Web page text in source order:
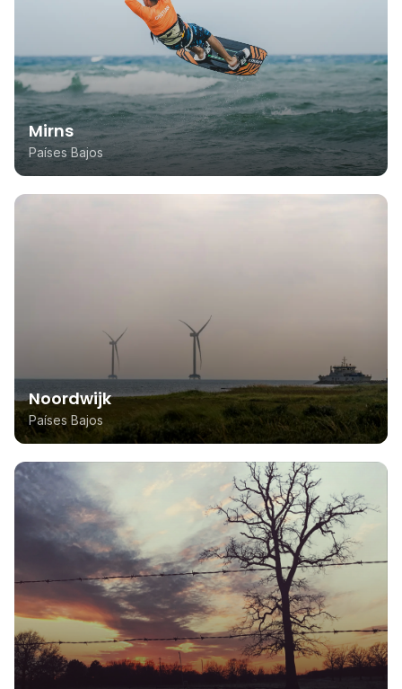
Mirns
Países Bajos
Noordwijk
Países Bajos